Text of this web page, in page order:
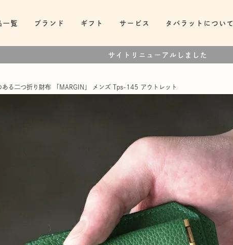
一覧 ブランド ギフト サービス タバラットについて
サイトリニューアルしました
ある二つ折り財布 「MARGIN」 メンズ Tps-145 アウトレット